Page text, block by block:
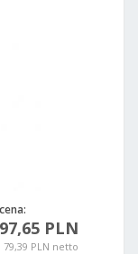
cena:
97,65 PLN
79,39 PLN netto